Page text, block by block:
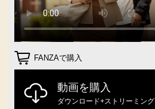
FANZAで購入
動画を購入
ダウンロード+ストリーミング